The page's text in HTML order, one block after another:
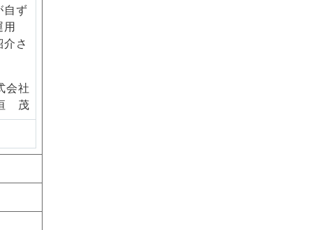
自ず
さ
会社
茂